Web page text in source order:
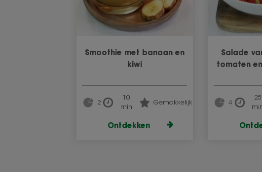
Smoothie met banaan en
kiwi
2
10
min
Gemakkelijk
Ontdekken
Salade
tomaten
4
25